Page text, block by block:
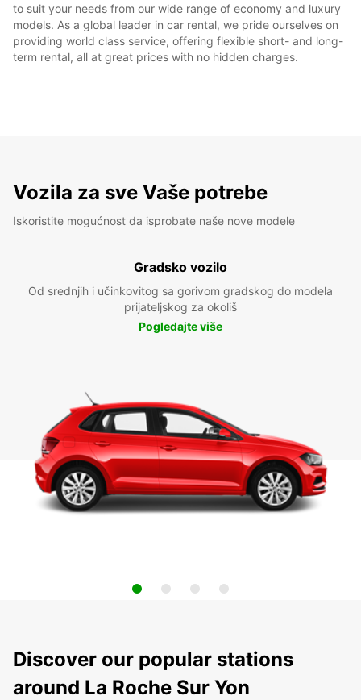
to suit your needs from our wide range of economy and luxury
models. As a global leader in car rental, we pride ourselves on
providing world class service, offering flexible short- and long-
term rental, all at great prices with no hidden charges.
Vozila za sve Vaše potrebe
Iskoristite mogućnost da isprobate naše nove modele
Gradsko vozilo
Od srednjih i učinkovitog sa gorivom gradskog do modela
prijateljskog za okoliš
Pogledajte više
Discover our popular stations
around La Roche Sur Yon